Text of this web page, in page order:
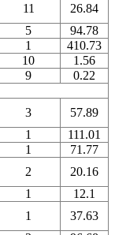
11
26.84
5
94.78
1
410.73
10
1.56
9
0.22
3
57.89
1
111.01
1
71.77
2
20.16
1
12.1
1
37.63